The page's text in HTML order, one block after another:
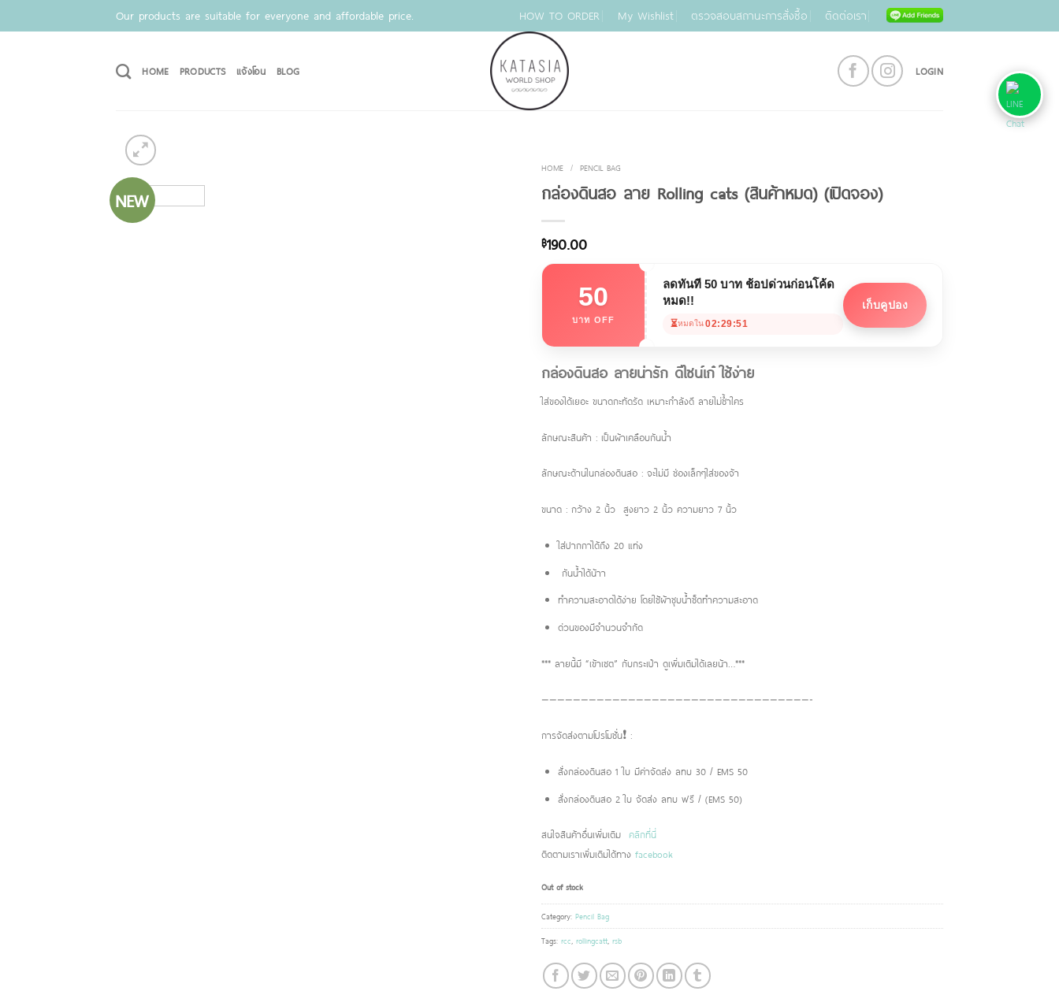
to
Our products are suitable for everyone and affordable price. HOW TO ORDER My Wishlist ตรวจสอบสถานะการสั่งซื้อ ติดต่อเรา
HOME PRODUCTS แจ้งโอน BLOG LOGIN
NEW
HOME / PENCIL BAG
กล่องดินสอ ลาย Rolling cats (สินค้าหมด) (เปิดจอง)
฿190.00
50
บาท OFF
ลดทันที 50 บาท ช้อปด่วนก่อนโค้ด
หมด!!
⏳หมดใน02:29:51
เก็บคูปอง
กล่องดินสอ ลายน่ารัก ดีไซน์เก๋ ใช้ง่าย
ใส่ของได้เยอะ ขนาดกะทัดรัด เหมาะกำลังดี ลายไม่ซ้ำใคร
ลักษณะสินค้า : เป็นผ้าเคลือบกันน้ำ
ลักษณะด้านในกล่องดินสอ : จะไม่มี ช่องเล็กๆใส่ของจ้า
ขนาด : กว้าง 2 นิ้ว สูงยาว 2 นิ้ว ความยาว 7 นิ้ว
ใส่ปากกาได้ถึง 20 แท่ง
กันน้ำได้น้าา
ทำความสะอาดได้ง่าย โดยใช้ผ้าชุบน้ำช็ดทำความสะอาด
ด่วนของมีจำนวนจำกัด
*** ลายนี้มี “เข้าเซต” กับกระเป๋า ดูเพิ่มเติมได้เลยน้า…***
——————————————————————————————————-
การจัดส่งตามโปรโมชั่น❗️ :
สั่งกล่องดินสอ 1 ใบ มีค่าจัดส่ง ลทบ 30 / EMS 50
สั่งกล่องดินสอ 2 ใบ จัดส่ง ลทบ ฟรี / (EMS 50)
สนใจสินค้าอื่นเพิ่มเติม คลิกที่นี่
ติดตามเราเพิ่มเติมได้ทาง facebook
Out of stock
Category: Pencil Bag
Tags: rcc, rollingcatt, rsb